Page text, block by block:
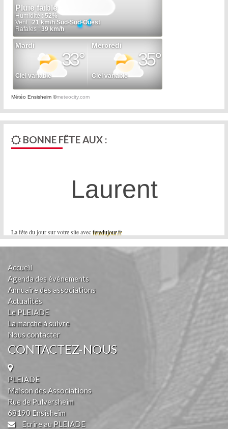
Météo Ensisheim ©meteocity.com
BONNE FÊTE AUX :
La fête du jour sur votre site avecfetedujour.fr
Laurent
Accueil
Agenda des événements
Annuaire des associations
Actualités
Le PLEIADE
La marche à suivre
Nous contacter
CONTACTEZ-NOUS
PLEIADE
Maison des Associations
Rue de Pulversheim
68190 Ensisheim
Ecrire au PLEIADE